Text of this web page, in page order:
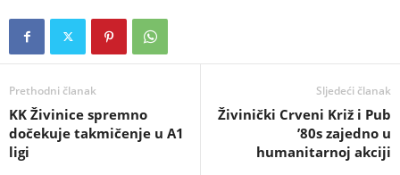
Prethodni članak
KK Živinice spremno
dočekuje takmičenje u A1
ligi
Sljedeći članak
Živinički Crveni Križ i Pub
’80s zajedno u
humanitarnoj akciji